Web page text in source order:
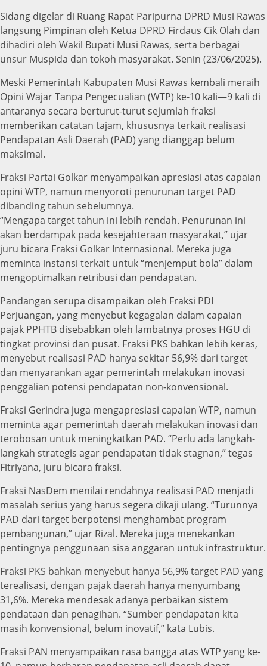
Sidang digelar di Ruang Rapat Paripurna DPRD Musi Rawas
langsung Pimpinan oleh Ketua DPRD Firdaus Cik Olah dan
dihadiri oleh Wakil Bupati Musi Rawas, serta berbagai
unsur Muspida dan tokoh masyarakat. Senin (23/06/2025).
Meski Pemerintah Kabupaten Musi Rawas kembali meraih
Opini Wajar Tanpa Pengecualian (WTP) ke-10 kali—9 kali di
antaranya secara berturut-turut sejumlah fraksi
memberikan catatan tajam, khususnya terkait realisasi
Pendapatan Asli Daerah (PAD) yang dianggap belum
maksimal.
Fraksi Partai Golkar menyampaikan apresiasi atas capaian
opini WTP, namun menyoroti penurunan target PAD
dibanding tahun sebelumnya.
“Mengapa target tahun ini lebih rendah. Penurunan ini
akan berdampak pada kesejahteraan masyarakat,” ujar
juru bicara Fraksi Golkar Internasional. Mereka juga
meminta instansi terkait untuk “menjemput bola” dalam
mengoptimalkan retribusi dan pendapatan.
Pandangan serupa disampaikan oleh Fraksi PDI
Perjuangan, yang menyebut kegagalan dalam capaian
pajak PPHTB disebabkan oleh lambatnya proses HGU di
tingkat provinsi dan pusat. Fraksi PKS bahkan lebih keras,
menyebut realisasi PAD hanya sekitar 56,9% dari target
dan menyarankan agar pemerintah melakukan inovasi
penggalian potensi pendapatan non-konvensional.
Fraksi Gerindra juga mengapresiasi capaian WTP, namun
meminta agar pemerintah daerah melakukan inovasi dan
terobosan untuk meningkatkan PAD. “Perlu ada langkah-
langkah strategis agar pendapatan tidak stagnan,” tegas
Fitriyana, juru bicara fraksi.
Fraksi NasDem menilai rendahnya realisasi PAD menjadi
masalah serius yang harus segera dikaji ulang. “Turunnya
PAD dari target berpotensi menghambat program
pembangunan,” ujar Rizal. Mereka juga menekankan
pentingnya penggunaan sisa anggaran untuk infrastruktur.
Fraksi PKS bahkan menyebut hanya 56,9% target PAD yang
terealisasi, dengan pajak daerah hanya menyumbang
31,6%. Mereka mendesak adanya perbaikan sistem
pendataan dan penagihan. “Sumber pendapatan kita
masih konvensional, belum inovatif,” kata Lubis.
Fraksi PAN menyampaikan rasa bangga atas WTP yang ke-